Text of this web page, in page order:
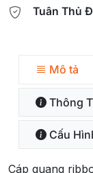
Tuân Thủ
Mô tả
Thông
Cấu
Cáp quang